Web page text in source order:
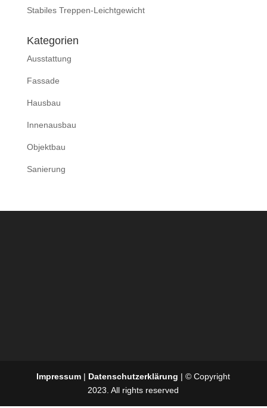
Stabiles Treppen-Leichtgewicht
Kategorien
Ausstattung
Fassade
Hausbau
Innenausbau
Objektbau
Sanierung
Impressum | Datenschutzerklärung | © Copyright
2023. All rights reserved